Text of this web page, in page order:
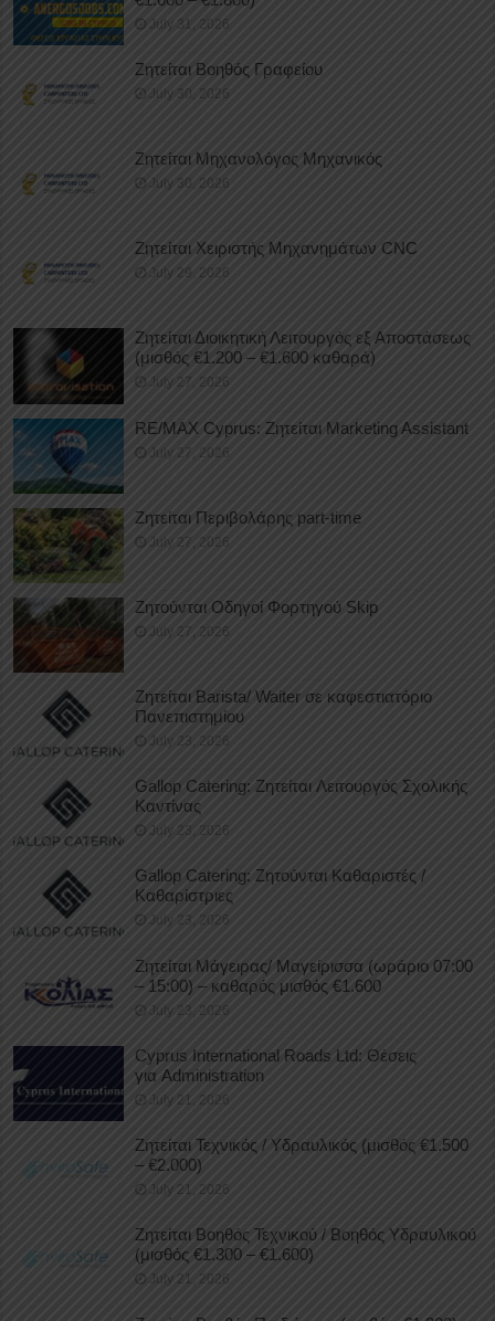
July 31, 2026
Ζητείται Βοηθός Γραφείου
July 30, 2026
Ζητείται Μηχανολόγος Μηχανικός
July 30, 2026
Ζητείται Χειριστής Μηχανημάτων CNC
July 29, 2026
Ζητείται Διοικητική Λειτουργός εξ Αποστάσεως
(μισθός €1.200 – €1.600 καθαρά)
July 27, 2026
RE/MAX Cyprus: Ζητείται Marketing Assistant
July 27, 2026
Ζητείται Περιβολάρης part-time
July 27, 2026
Ζητούνται Οδηγοί Φορτηγού Skip
July 27, 2026
Ζητείται Barista/ Waiter σε καφεστιατόριο
Πανεπιστημίου
July 23, 2026
Gallop Catering: Ζητείται Λειτουργός Σχολικής
Καντίνας
July 23, 2026
Gallop Catering: Ζητούνται Καθαριστές /
Καθαρίστριες
July 23, 2026
Ζητείται Μάγειρας/ Μαγείρισσα (ωράριο 07:00
– 15:00) – καθαρός μισθός €1.600
July 23, 2026
Cyprus International Roads Ltd: Θέσεις
για Administration
July 21, 2026
Ζητείται Τεχνικός / Υδραυλικός (μισθός €1.500
– €2.000)
July 21, 2026
Ζητείται Βοηθός Τεχνικού / Βοηθός Υδραυλικού
(μισθός €1.300 – €1.600)
July 21, 2026